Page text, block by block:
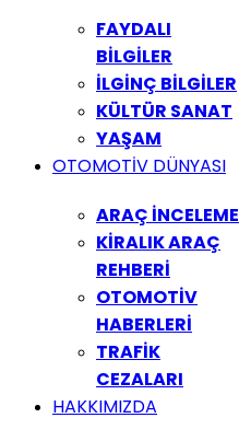
FAYDALI
BİLGİLER
İLGİNÇ BİLGİLER
KÜLTÜR SANAT
YAŞAM
OTOMOTİV DÜNYASI
ARAÇ İNCELEME
KİRALIK ARAÇ
REHBERİ
OTOMOTİV
HABERLERİ
TRAFİK
CEZALARI
HAKKIMIZDA